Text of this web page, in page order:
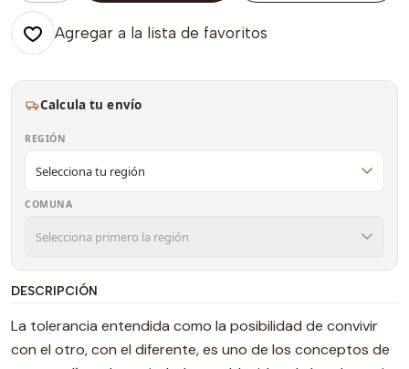
Agregar a la lista de favoritos
Calcula tu envío
REGIÓN
COMUNA
DESCRIPCIÓN
La tolerancia entendida como la posibilidad de convivir
con el otro, con el diferente, es uno de los conceptos de